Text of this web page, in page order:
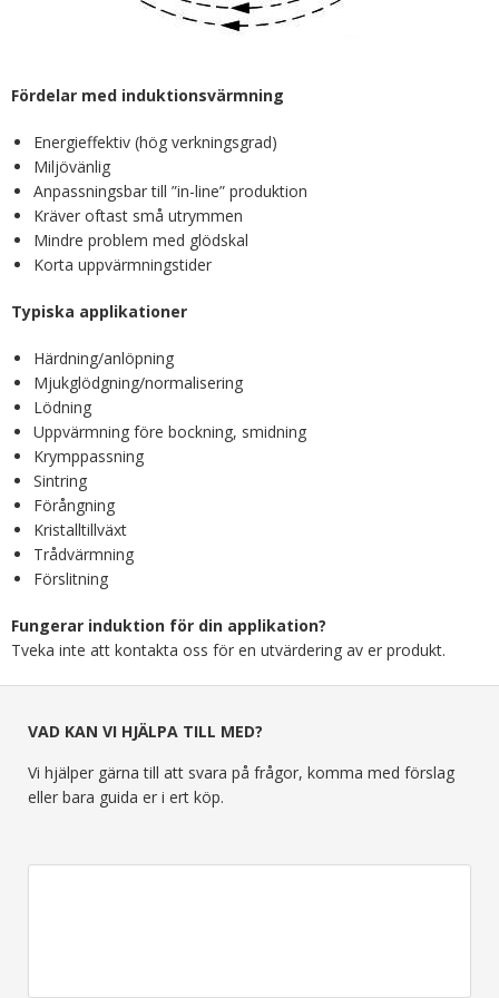
Fördelar med induktionsvärmning
Energieffektiv (hög verkningsgrad)
Miljövänlig
Anpassningsbar till ”in-line” produktion
Kräver oftast små utrymmen
Mindre problem med glödskal
Korta uppvärmningstider
Typiska applikationer
Härdning/anlöpning
Mjukglödgning/normalisering
Lödning
Uppvärmning före bockning, smidning
Krymppassning
Sintring
Förångning
Kristalltillväxt
Trådvärmning
Förslitning
Fungerar induktion för din applikation?
Tveka inte att kontakta oss för en utvärdering av er produkt.
VAD KAN VI HJÄLPA TILL MED?
Vi hjälper gärna till att svara på frågor, komma med förslag
eller bara guida er i ert köp.